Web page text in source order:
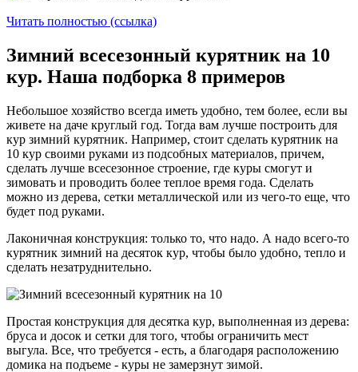
Читать полностью (ссылка)
Зимний всесезонный курятник на 10
кур. Наша подборка 8 примеров
Небольшое хозяйство всегда иметь удобно, тем более, если вы
живете на даче круглый год. Тогда вам лучше построить для
кур зимний курятник. Например, стоит сделать курятник на
10 кур своими руками из подсобных материалов, причем,
сделать лучше всесезонное строение, где куры смогут и
зимовать и проводить более теплое время года. Сделать
можно из дерева, сетки металлической или из чего-то еще, что
будет под руками.
Лаконичная конструкция: только то, что надо. А надо всего-то
курятник зимний на десяток кур, чтобы было удобно, тепло и
сделать незатруднительно.
Простая конструкция для десятка кур, выполненная из дерева:
бруса и досок и сетки для того, чтобы ограничить мест
выгула. Все, что требуется - есть, а благодаря расположению
домика на подъеме - куры не замерзнут зимой.